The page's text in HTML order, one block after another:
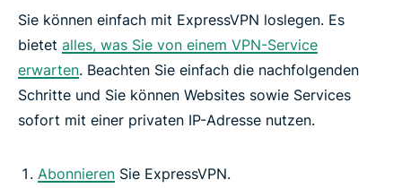
Sie können einfach mit ExpressVPN loslegen. Es
bietet alles, was Sie von einem VPN-Service
erwarten. Beachten Sie einfach die nachfolgenden
Schritte und Sie können Websites sowie Services
sofort mit einer privaten IP-Adresse nutzen.
Abonnieren Sie ExpressVPN.